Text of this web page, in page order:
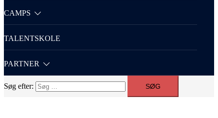
CAMPS
TALENTSKOLE
PARTNER
Søg efter: